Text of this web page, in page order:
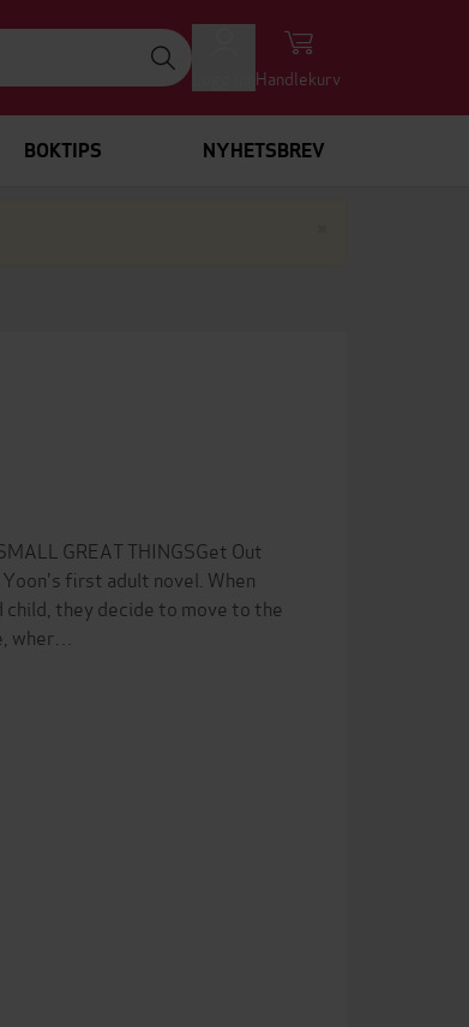
Handlekurv
BOKTIPS NYHETSBREV
GREAT THINGSGet Out
first adult novel. When
child, they decide to move to the
wher…